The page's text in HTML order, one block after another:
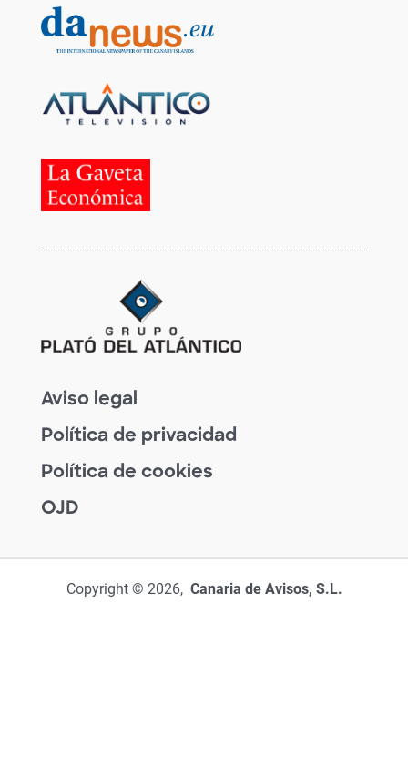
Aviso legal
Política de privacidad
Política de cookies
OJD
Copyright © 2026, Canaria de Avisos, S.L.